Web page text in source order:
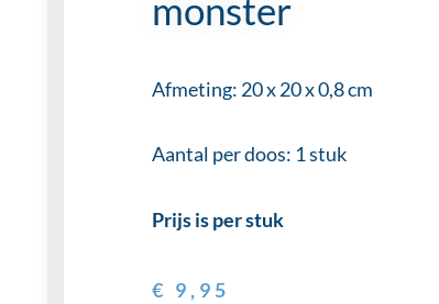
monster
Afmeting: 20 x 20 x 0,8 cm
Aantal per doos: 1 stuk
Prijs is per stuk
€ 9,95